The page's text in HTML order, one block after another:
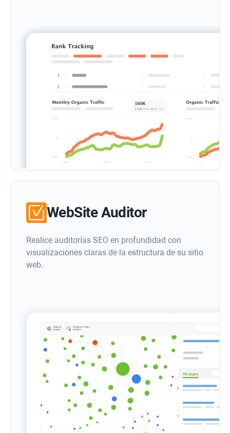
WebSite Auditor
Realice auditorías SEO en profundidad con
visualizaciones claras de la estructura de su sitio
web.